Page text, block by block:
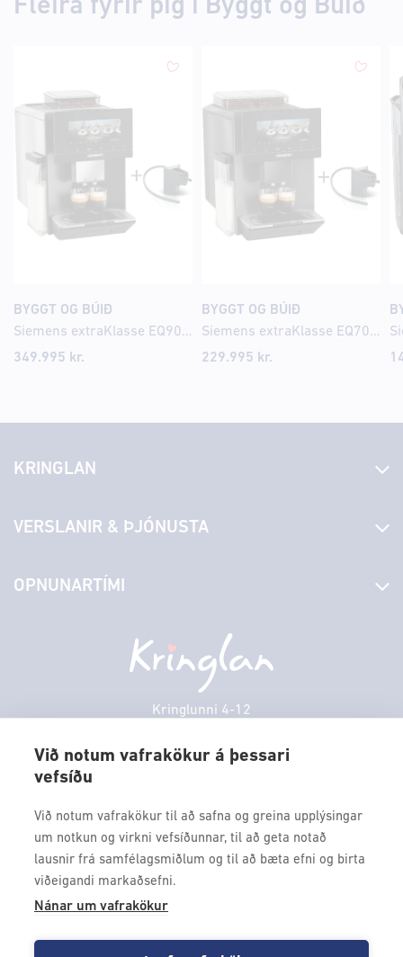
Við notum vafrakökur á þessari
vefsíðu
Við notum vafrakökur til að safna og greina upplýsingar
um notkun og virkni vefsíðunnar, til að geta notað
lausnir frá samfélagsmiðlum og til að bæta efni og birta
viðeigandi markaðsefni.
Nánar um vafrakökur
Fleira fyrir þig í Byggt og Búið
BYGGT OG BÚIÐ
Siemens extraKlasse EQ900 iAroma Espresso kaffivél
349.995 kr.
BYGGT OG BÚIÐ
Siemens extraKlasse EQ700 iAroma Espresso kaffivél
229.995 kr.
Kringlunni 4-12
kringlan@kringlan.is
KRINGLAN
Laus störf
Hafðu samband
Persónuverndarstefna
VERSLANIR & ÞJÓNUSTA
Borgarbókasafn
Borgarleikhúsið
Ævintýraland
OPNUNARTÍMI
Fimmtudagur
VERTU MEÐ
Fáðu forskot á dagskrána okkar og sértilboð með því að skrá